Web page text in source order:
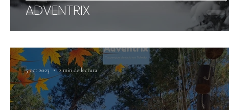
ADVENTRIX
5 oct 2023 2 min de lectura